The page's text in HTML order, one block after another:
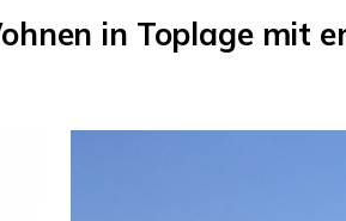
in Toplage mit